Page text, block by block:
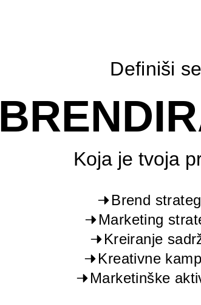
Definiši se
Koja je tvoja
Brend
Marketing
Kreiranje
Kreativne
Marketinške